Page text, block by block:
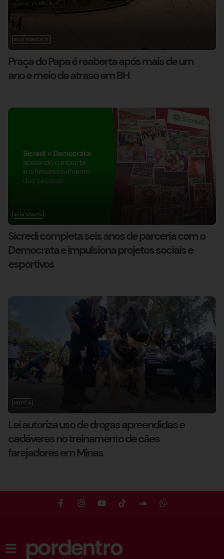
BELO HORIZONTE
Praça do Papa é reaberta após mais de um
ano e meio de atraso em BH
SETE LAGOAS
Sicredi completa seis anos de parceria com o
Democrata e impulsiona projetos sociais e
esportivos
NOTÍCIA
Lei autoriza uso de drogas apreendidas e
cadáveres no treinamento de cães
farejadores em Minas